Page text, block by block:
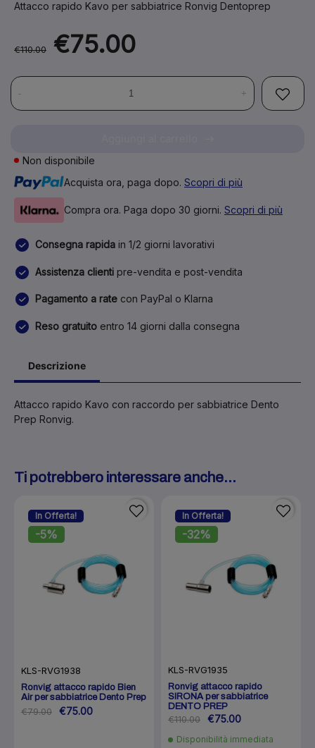
Attacco rapido Kavo per sabbiatrice Ronvig Dentoprep
€110.00 €75.00
- +
Non disponibile
Acquista ora, paga dopo. Scopri di più
Compra ora. Paga dopo 30 giorni. Scopri di più
Consegna rapida in 1/2 giorni lavorativi
Assistenza clienti pre-vendita e post-vendita
Pagamento a rate con PayPal o Klarna
Reso gratuito entro 14 giorni dalla consegna
Descrizione
Attacco rapido Kavo con raccordo per sabbiatrice Dento
Prep Ronvig.
Ti potrebbero interessare anche...
In Offerta!
-5%
KLS-RVG1938
Ronvig attacco rapido Bien
Air per sabbiatrice Dento Prep
€79.00 €75.00
In Offerta!
-32%
KLS-RVG1935
Ronvig attacco rapido
SIRONA per sabbiatrice
DENTO PREP
€110.00 €75.00
Disponibilità immediata